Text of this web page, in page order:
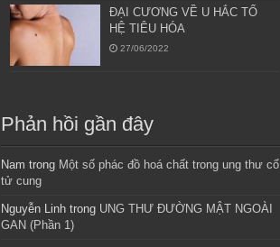
ĐẠI CƯƠNG VỀ U HẮC TỐ
HỆ TIÊU HÓA
27/06/2022
Phản hồi gần đây
Nam trong Một số phác đồ hoá chất trong ung thư cổ
tử cung
Nguyễn Linhtrong UNG THƯ ĐƯỜNG MẬT NGOÀI
GAN (Phần 1)